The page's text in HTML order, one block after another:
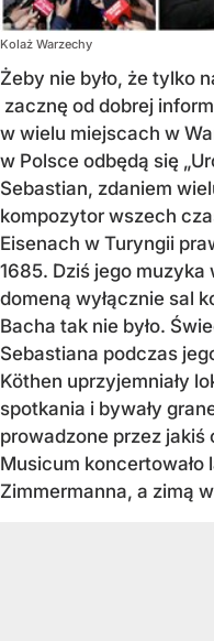
Kolaż Warzechy
Żeby nie było, że tylko
zacznę od dobrej
w wielu miejscach w
w Polsce odbędą się
Sebastian, zdaniem
kompozytor wszech
Eisenach w Turyngii
1685. Dziś jego
domeną wyłącznie sal
Bacha tak nie było.
Sebastiana podczas
Köthen uprzyjemniały
spotkania i bywały
prowadzone przez jakiś
Musicum
Zimmermanna, a zimą